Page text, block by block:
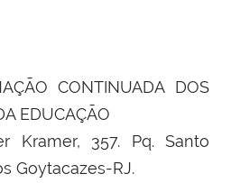
CONTINUADA DOS
EDUCAÇÃO
Kramer, 357. Pq. Santo
Goytacazes-RJ.